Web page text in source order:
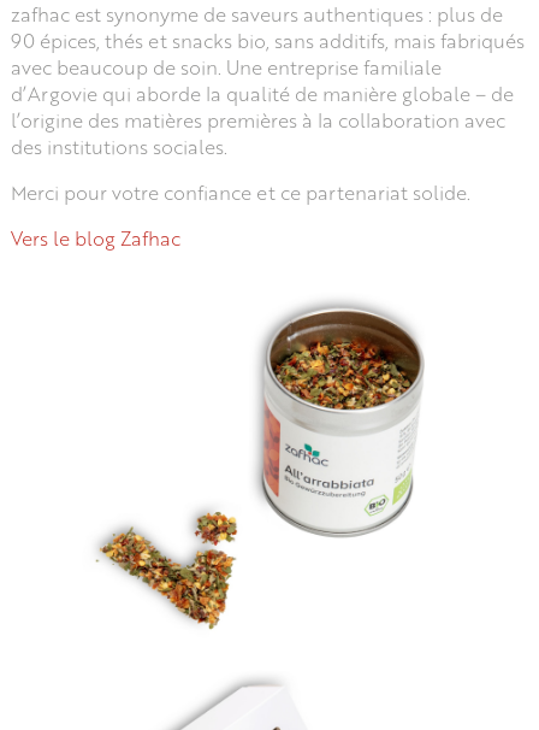
zafhac est synonyme de saveurs authentiques : plus de
90 épices, thés et snacks bio, sans additifs, mais fabriqués
avec beaucoup de soin. Une entreprise familiale
d’Argovie qui aborde la qualité de manière globale – de
l’origine des matières premières à la collaboration avec
des institutions sociales.
Merci pour votre confiance et ce partenariat solide.
Vers le blog Zafhac